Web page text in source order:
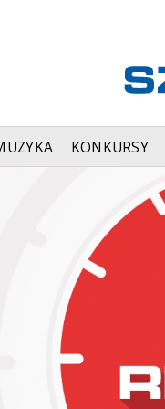
KONKURSY